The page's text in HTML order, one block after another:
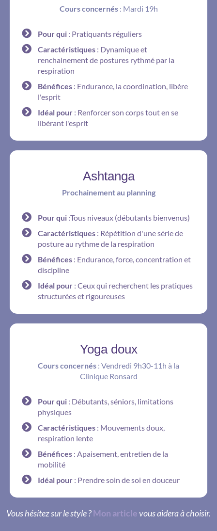
Cours concernés: Mardi 19h
Pour qui : Pratiquants réguliers
Caractéristiques : Dynamique et
renchainement de postures rythmé par la
respiration
Bénéfices : Endurance, la coordination, libère
l'esprit
Idéal pour : Renforcer son corps tout en se
libérant l'esprit
Ashtanga
Prochainement au planning
Pour qui :Tous niveaux (débutants bienvenus)
Caractéristiques : Répétition d'une série de
posture au rythme de la respiration
Bénéfices : Endurance, force, concentration et
discipline
Idéal pour : Ceux qui recherchent les pratiques
structurées et rigoureuses
Yoga doux
Cours concernés : Vendredi 9h30-11h à la
Clinique Ronsard
Pour qui : Débutants, séniors, limitations
physiques
Caractéristiques : Mouvements doux,
respiration lente
Bénéfices : Apaisement, entretien de la
mobilité
Idéal pour : Prendre soin de soi en douceur
Vous hésitez sur le style ?Mon articlevous aidera à choisir.